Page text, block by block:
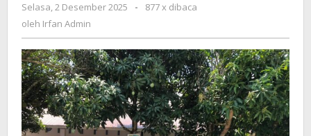
UPT
Inpres
12/79
Cellu
I
Selasa, 2 Desember 2025
oleh
-
877 x dibaca
oleh Irfan Admin